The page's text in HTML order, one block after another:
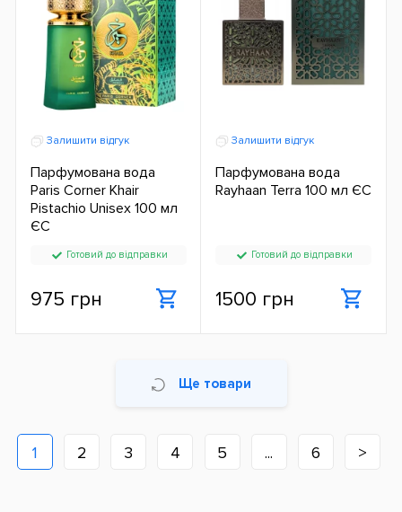
Залишити відгук
Парфумована вода
Paris Corner Khair
Pistachio Unisex 100 мл
ЄС
Готовий до відправки
975 грн
Залишити відгук
Парфумована вода
Rayhaan Terra 100 мл ЄС
Готовий до відправки
1500 грн
Ще товари
1 2 3 4 5 ... 6 >